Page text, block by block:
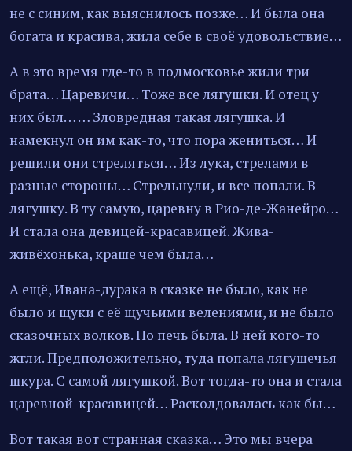
не с синим, как выяснилось позже… И была она
богата и красива, жила себе в своё удовольствие…
А в это время где-то в подмосковье жили три
брата… Царевичи… Тоже все лягушки. И отец у
них был… … Зловредная такая лягушка. И
намекнул он им как-то, что пора жениться… И
решили они стреляться… Из лука, стрелами в
разные стороны… Стрельнули, и все попали. В
лягушку. В ту самую, царевну в Рио-де-Жанейро…
И стала она девицей-красавицей. Жива-
живёхонька, краше чем была…
А ещё, Ивана-дурака в сказке не было, как не
было и щуки с её щучьими велениями, и не было
сказочных волков. Но печь была. В ней кого-то
жгли. Предположительно, туда попала лягушечья
шкура. С самой лягушкой. Вот тогда-то она и стала
царевной-красавицей… Расколдовалась как бы…
Вот такая вот странная сказка… Это мы вчера